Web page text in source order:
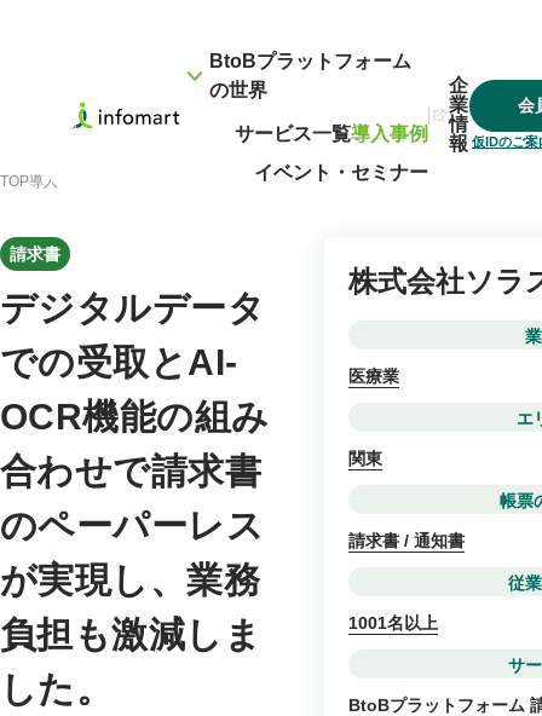
BtoBプラットフォーム
の世界
サービス一覧導入事例
イベント・セミナー
企
業
情
報
会
仮IDのご案
TOP導入事例 デジタルデータでの受取とAI-OCR機能の組み合わせで請求書のペ
請求書
デジタルデータ
での受取とAI-
OCR機能の組み
合わせで請求書
のペーパーレス
が実現し、業務
負担も激減しま
した。
株式会社ソラ
医療業
エ
関東
帳票
請求書 / 通知書
従
1001名以上
サ
BtoBプラットフォーム